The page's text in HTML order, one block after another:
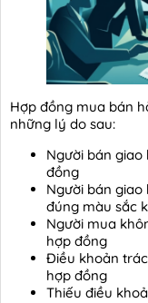
Hợp đồng mua bán
những lý do sau:
Người bán
đồng
Người bán
đúng màu sắc
Người mua
hợp đồng
Điều khoản
hợp đồng
Thiếu điều